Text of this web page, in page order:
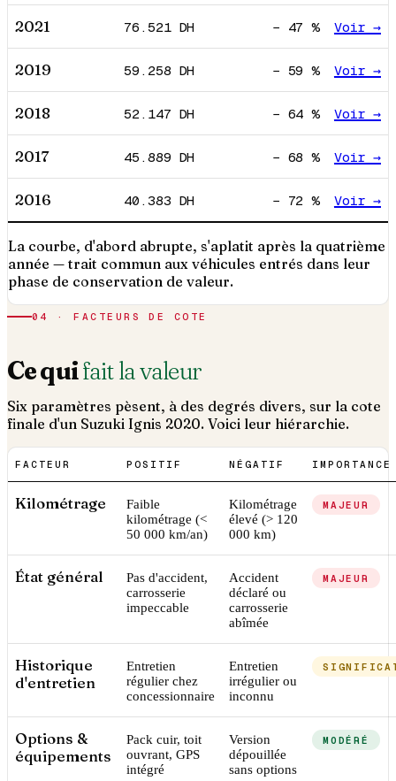
2021 76.521DH − 47 % Voir →
2019 59.258 DH − 59 % Voir →
2018 52.147 DH − 64 % Voir →
2017 45.889 DH − 68 % Voir →
2016 40.383 DH − 72 % Voir →
La courbe, d'abord abrupte, s'aplatit après la quatrième
année — trait commun aux véhicules entrés dans leur
phase de conservation de valeur.
04 · FACTEURS DE COTE
Ce quifait la valeur
Six paramètres pèsent, à des degrés divers, sur la cote
finale d'un Suzuki Ignis 2020. Voici leur hiérarchie.
FACTEUR POSITIF NÉGATIF IMPORTANCE
Kilométrage
Faible
kilométrage (<
50 000 km/an)
Kilométrage
élevé (> 120
000 km)
MAJEUR
État général
Pas d'accident,
carrosserie
impeccable
Accident
déclaré ou
carrosserie
abîmée
MAJEUR
Historique
d'entretien
Entretien
régulier chez
concessionnaire
Entretien
irrégulier ou
inconnu
Options &
équipements
Pack cuir, toit
ouvrant, GPS
intégré
Version
dépouillée
sans options
MODÉRÉ